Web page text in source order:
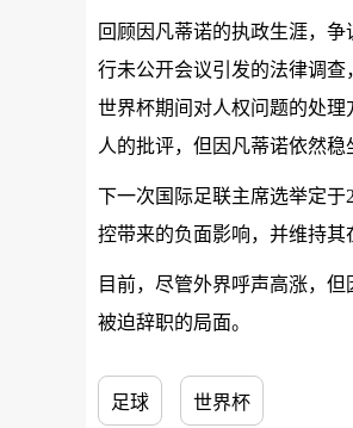
回顾因凡蒂诺的执政生涯，
行未公开会议引发的法律调
世界杯期间对人权问题的处
人的批评，但因凡蒂诺依然稳
下一次国际足联主席选举定
控带来的负面影响，并维持
目前，尽管外界呼声高涨，
被迫辞职的局面。
足球 世界杯